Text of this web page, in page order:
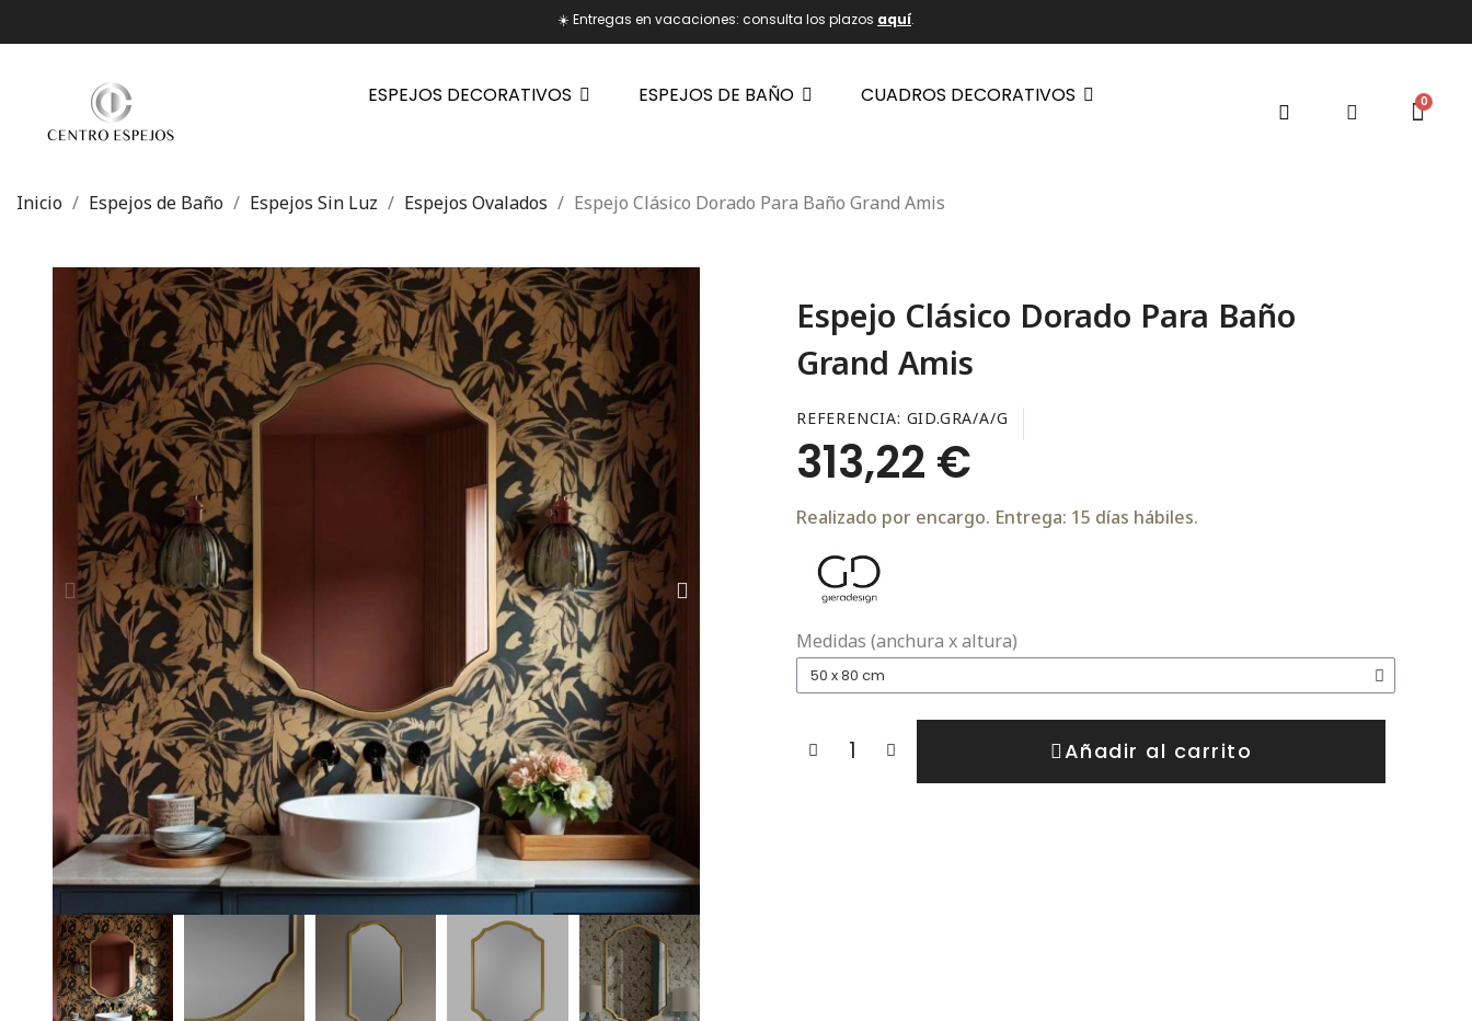
☀️ Entregas en vacaciones: consulta los plazos aquí.
ESPEJOS DECORATIVOS ESPEJOS DE BAÑO CUADROS DECORATIVOS
Inicio Espejos de Baño Espejos Sin Luz Espejos Ovalados Espejo Clásico Dorado Para Baño Grand Amis
Espejo Clásico Dorado Para Baño
Grand Amis
REFERENCIA GID.GRA/A/G
313,22 €
Realizado por encargo. Entrega: 15 días hábiles.
Medidas (anchura x altura)
Añadir al carrito